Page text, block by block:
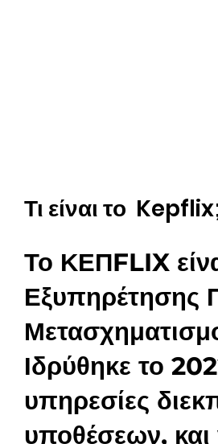
Τι είναι το
Το ΚΕΠFLIX
Εξυπηρέτησης
Ιδρύθηκε το
υπηρεσίες
υποθέσεων, και